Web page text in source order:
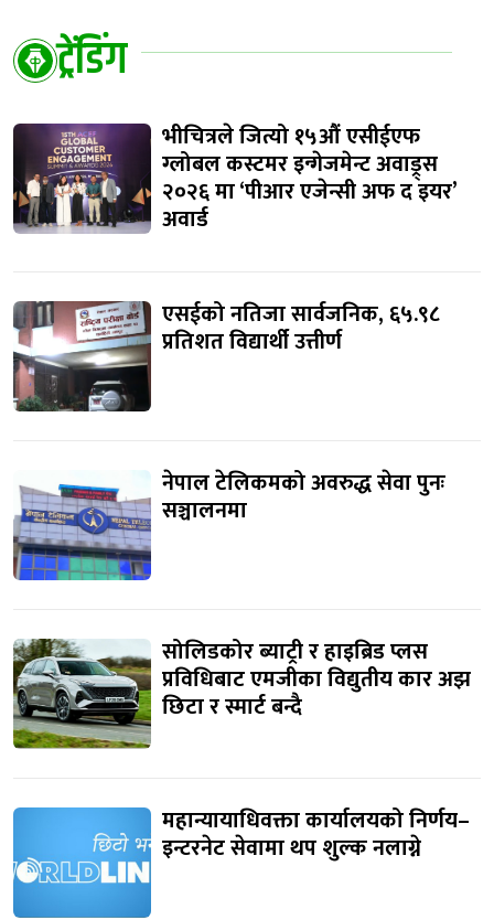
ट्रेंडिंग
भीचित्रले जित्यो १५औं एसीईएफ
ग्लोबल कस्टमर इन्गेजमेन्ट अवाड्र्स
२०२६ मा ‘पीआर एजेन्सी अफ द इयर’
अवार्ड
एसईको नतिजा सार्वजनिक, ६५.९८
प्रतिशत विद्यार्थी उत्तीर्ण
नेपाल टेलिकमको अवरुद्ध सेवा पुनः
सञ्चालनमा
सोलिडकोर ब्याट्री र हाइब्रिड प्लस
प्रविधिबाट एमजीका विद्युतीय कार अझ
छिटा र स्मार्ट बन्दै
महान्यायाधिवक्ता कार्यालयको निर्णय–
इन्टरनेट सेवामा थप शुल्क नलाग्ने